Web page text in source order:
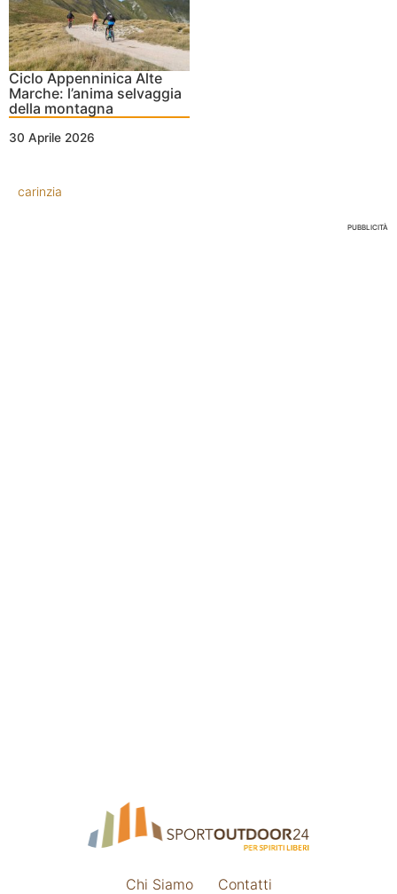
Ciclo Appenninica Alte
Marche: l’anima selvaggia
della montagna
30 Aprile 2026
carinzia
PUBBLICITÀ
Chi Siamo Contatti